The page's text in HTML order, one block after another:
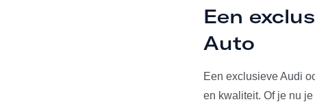
Een
Auto
Een exclusieve Audi
en kwaliteit. Of je nu